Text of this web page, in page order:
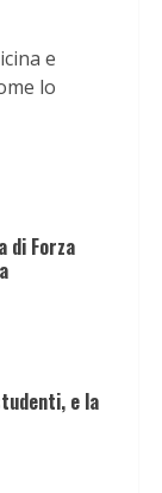
e
lo
di Forza
e la